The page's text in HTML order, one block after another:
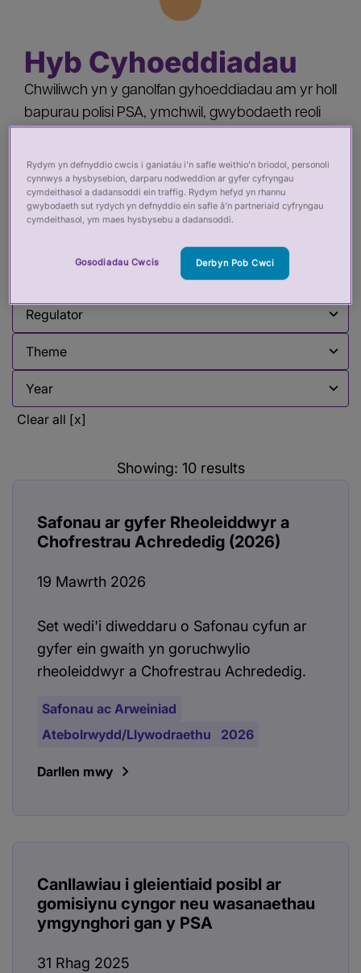
Hyb Cyhoeddiadau
Chwiliwch yn y ganolfan gyhoeddiadau am yr holl
bapurau polisi PSA, ymchwil, gwybodaeth reoli
amrywiaeth o faterion rheoleiddio iechyd a gofal.
Mae hwn yn cael ei ddiweddaru'n rheolaidd.
Filter by
Clear all [x]
Showing: 10 results
Safonau ar gyfer Rheoleiddwyr a
Chofrestrau Achrededig (2026)
19 Mawrth 2026
Set wedi'i diweddaru o Safonau cyfun ar
gyfer ein gwaith yn goruchwylio
rheoleiddwyr a Chofrestrau Achrededig.
Safonau ac Arweiniad
Atebolrwydd/Llywodraethu
2026
Darllen mwy
Canllawiau i gleientiaid posibl ar
gomisiynu cyngor neu wasanaethau
ymgynghori gan y PSA
31 Rhag 2025
Rydym yn defnyddio cwcis i ganiatáu i’n safle weithio’n briodol, personoli
cynnwys a hysbysebion, darparu nodweddion ar gyfer cyfryngau
cymdeithasol a dadansoddi ein traffig. Rydym hefyd yn rhannu
gwybodaeth sut rydych yn defnyddio ein safle â’n partneriaid cyfryngau
cymdeithasol, ym maes hysbysebu a dadansoddi.
Gosodiadau Cwcis Derbyn Pob Cwci